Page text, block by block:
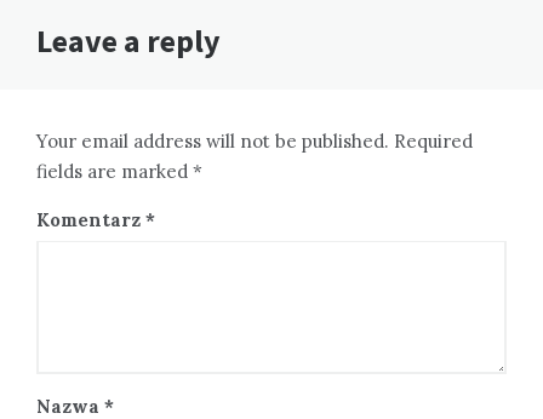
Leave a reply
Your email address will not be published. Required
fields are marked *
Komentarz *
Nazwa *